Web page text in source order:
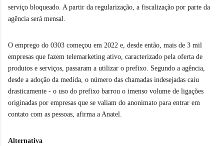
serviço bloqueado. A partir da regularização, a fiscalização por parte da
agência será mensal.
O emprego do 0303 começou em 2022 e, desde então, mais de 3 mil
empresas que fazem telemarketing ativo, caracterizado pela oferta de
produtos e serviços, passaram a utilizar o prefixo. Segundo a agência,
desde a adoção da medida, o número das chamadas indesejadas caiu
drasticamente - o uso do prefixo barrou o imenso volume de ligações
originadas por empresas que se valiam do anonimato para entrar em
contato com as pessoas, afirma a Anatel.
Alternativa